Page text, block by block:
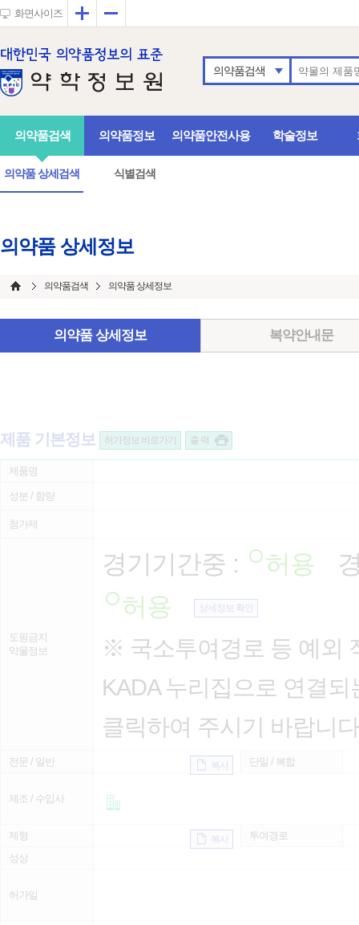
화면사이즈 확대
의약품검색
의약품검색
의약품 상세검색 식별검색
의약품정보 의약품안전사용 학술정보
의약품 상세정보
의약품검색 의약품 상세정보
의약품 상세정보 복약안내문
제품 기본정보 허가정보 바로가기 출 력
제품명
성분 / 함량
첨가제
도핑금지
약물정보
경기기간중 : 허용
허용
상세정보 확인
※ 국소투여경로 등 예외
KADA 누리집으로 연결
클릭하여 주시기 바랍니
전문 / 일반 복사 단일 / 복합
제조 / 수입사
제형 복사
투여경로
성상
허가일